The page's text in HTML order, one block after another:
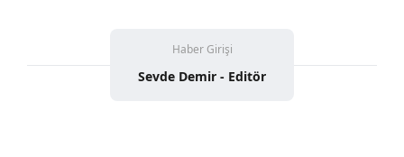
hazırlanmış Aydınlatma Metnimizi okumak ve sitemizde
ilgili mevzuata uygun olarak kullanılan çerezlerle ilgili bilgi
Haber Girişi
Sevde Demir - Editör